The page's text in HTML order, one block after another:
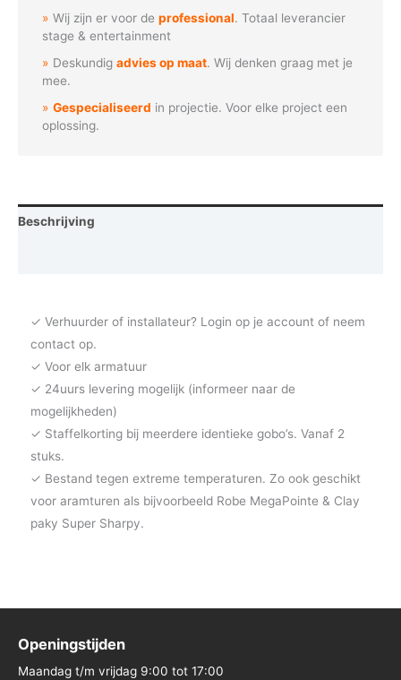
Wij zijn er voor deprofessional. Totaal leverancier
stage & entertainment
Deskundigadvies op maat. Wij denken graag met je
mee.
Gespecialiseerd in projectie. Voor elke project een
oplossing.
Beschrijving
✓ Verhuurder of installateur? Login op je account of neem
contact op.
✓ Voor elk armatuur
✓ 24uurs levering mogelijk (informeer naar de
mogelijkheden)
✓ Staffelkorting bij meerdere identieke gobo’s. Vanaf 2
stuks.
✓ Bestand tegen extreme temperaturen. Zo ook geschikt
voor aramturen als bijvoorbeeld Robe MegaPointe & Clay
paky Super Sharpy.
Openingstijden
Maandag t/m vrijdag 9:00 tot 17:00